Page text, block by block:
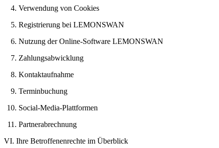
Verwendung von Cookies
Registrierung bei LEMONSWAN
Nutzung der Online-Software LEMONSWAN
Zahlungsabwicklung
Kontaktaufnahme
Terminbuchung
Social-Media-Plattformen
Partnerabrechnung
VI. Ihre Betroffenenrechte im Überblick